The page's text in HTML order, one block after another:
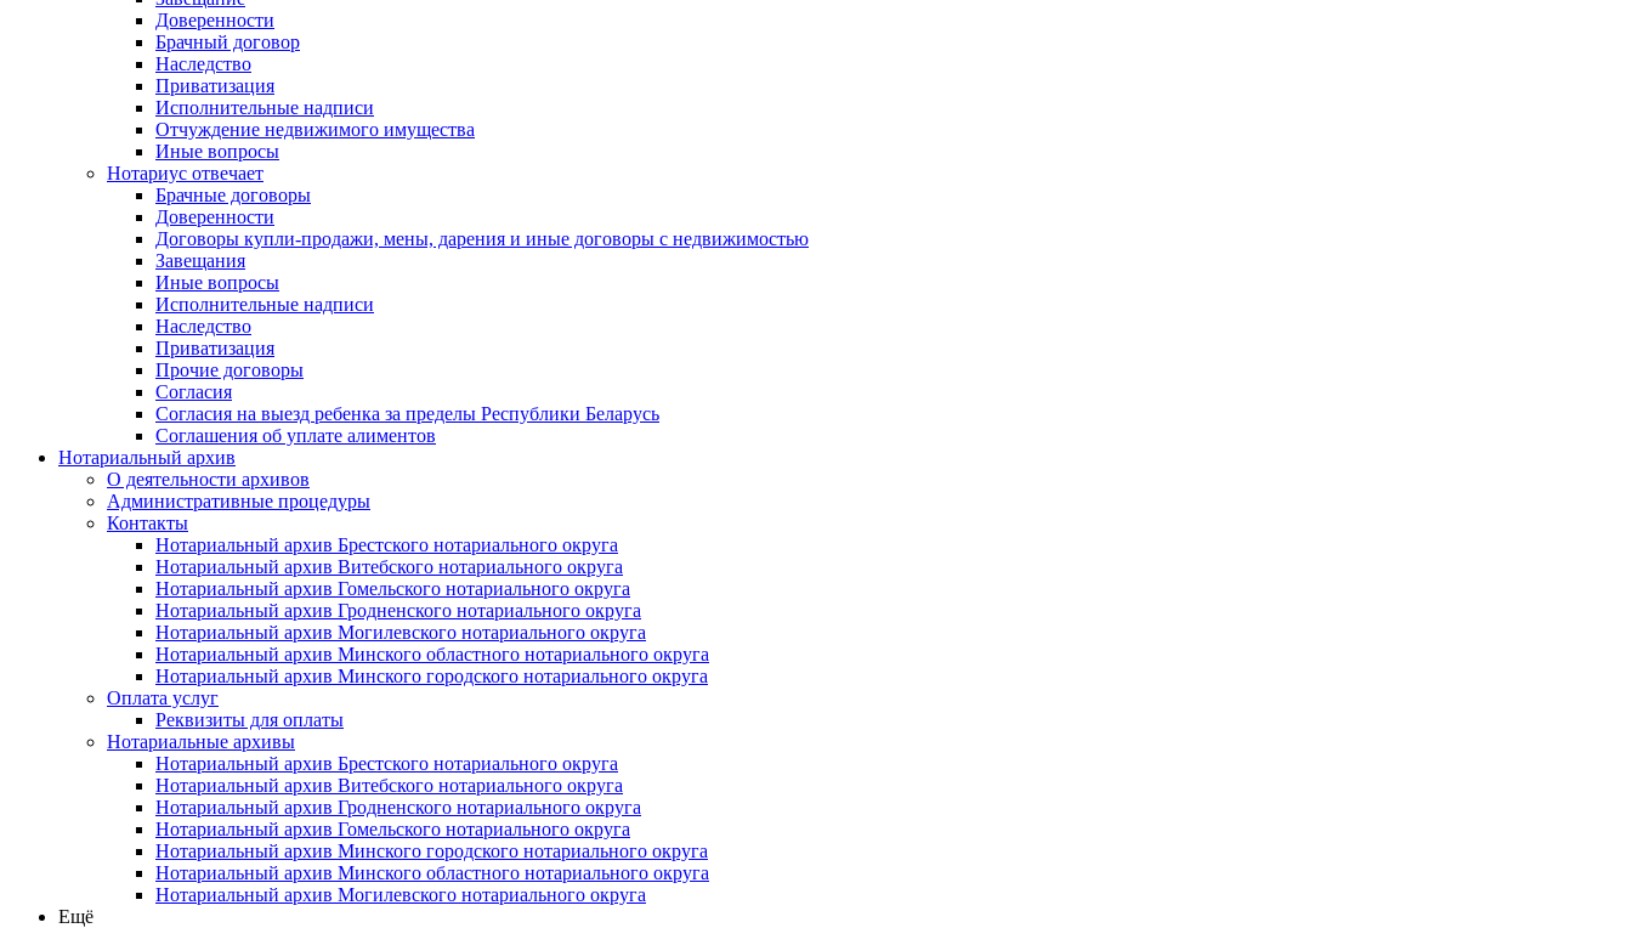
Доверенности
Брачный договор
Наследство
Приватизация
Исполнительные надписи
Отчуждение недвижимого имущества
Иные вопросы
Нотариус отвечает
Брачные договоры
Доверенности
Договоры купли-продажи, мены, дарения и иные договоры с недвижимостью
Завещания
Иные вопросы
Исполнительные надписи
Наследство
Приватизация
Прочие договоры
Согласия
Согласия на выезд ребенка за пределы Республики Беларусь
Соглашения об уплате алиментов
Нотариальный архив
О деятельности архивов
Административные процедуры
Контакты
Нотариальный архив Брестского нотариального округа
Нотариальный архив Витебского нотариального округа
Нотариальный архив Гомельского нотариального округа
Нотариальный архив Гродненского нотариального округа
Нотариальный архив Могилевского нотариального округа
Нотариальный архив Минского областного нотариального округа
Нотариальный архив Минского городского нотариального округа
Оплата услуг
Реквизиты для оплаты
Нотариальные архивы
Нотариальный архив Брестского нотариального округа
Нотариальный архив Витебского нотариального округа
Нотариальный архив Гродненского нотариального округа
Нотариальный архив Гомельского нотариального округа
Нотариальный архив Минского городского нотариального округа
Нотариальный архив Минского областного нотариального округа
Нотариальный архив Могилевского нотариального округа
Ещё